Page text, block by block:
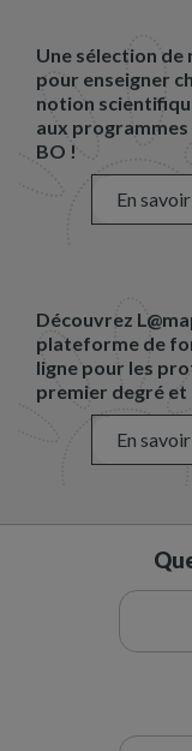
Une sélection de
pour enseigner
notion
aux
BO !
En
Découvrez
plateforme de
ligne pour les
premier degré et
En